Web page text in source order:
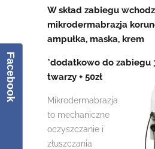
W skład zabiegu
mikrodermabrazja
ampułka, maska, krem
*dodatkowo do zabiegu
twarzy + 50zł
Mikrodermabrazja
to mechaniczne
oczyszczanie i
złuszczania
Facebook